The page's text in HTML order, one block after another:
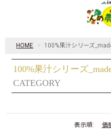
HOME 100%果汁シリーズ
CATEGORY
100%果汁シリーズ
表示順: 価